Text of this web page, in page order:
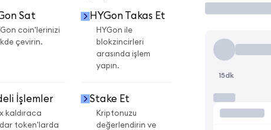
Sat
coin'lerinizi
çevirin.
HYGon Takas Et
HYGon ile
blokzincirleri
arasında işlem
yapın.
İşlemler
kaldıraca
token'larda
Stake Et
Kriptonuzu
değerlendirin ve
15dk